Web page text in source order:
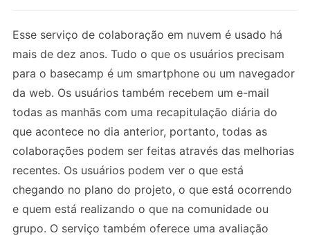
Esse serviço de colaboração em nuvem é usado há
mais de dez anos. Tudo o que os usuários precisam
para o basecamp é um smartphone ou um navegador
da web. Os usuários também recebem um e-mail
todas as manhãs com uma recapitulação diária do
que acontece no dia anterior, portanto, todas as
colaborações podem ser feitas através das melhorias
recentes. Os usuários podem ver o que está
chegando no plano do projeto, o que está ocorrendo
e quem está realizando o que na comunidade ou
grupo. O serviço também oferece uma avaliação